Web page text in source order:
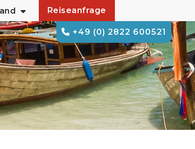
+49 (0) 2822 600521
Reiseanfrage